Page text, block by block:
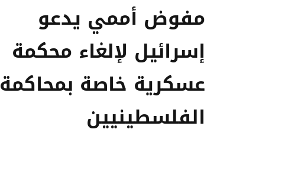
مفوض أممي يدعو
إسرائيل لإلغاء محكمة
عسكرية خاصة بمحاكمة
الفلسطينيين